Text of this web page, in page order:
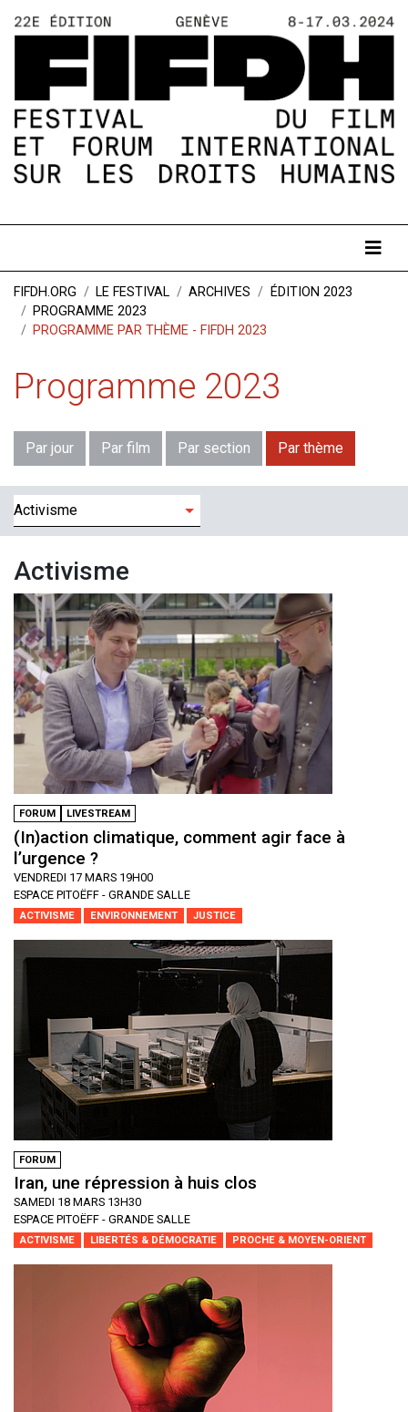
FIFDH.ORG LE FESTIVAL ARCHIVES
ÉDITION 2023
PROGRAMME 2023
PROGRAMME PAR THÈME - FIFDH 2023
Programme 2023
Par jour Par film Par section Par thème
Filtres
Activisme
FORUM LIVESTREAM
(In)action climatique, comment agir face à
l’urgence ?
VENDREDI 17 MARS 19H00
ESPACE PITOËFF - GRANDE SALLE
ACTIVISME ENVIRONNEMENT JUSTICE
FORUM
Iran, une répression à huis clos
SAMEDI 18 MARS 13H30
ESPACE PITOËFF - GRANDE SALLE
ACTIVISME LIBERTÉS & DÉMOCRATIE PROCHE & MOYEN-ORIENT